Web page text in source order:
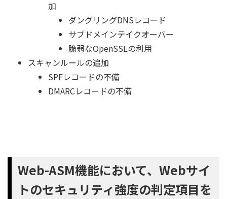
加
ダングリングDNSレコード
サブドメインテイクオーバー
脆弱なOpenSSLの利用
スキャンルールの追加
SPFレコードの不備
DMARCレコードの不備
Web-ASM機能において、Webサイ
トのセキュリティ強度の判定項目を